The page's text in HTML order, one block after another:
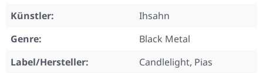
Künstler:
Ihsahn
Genre:
Black Metal
Label/Hersteller:
Candlelight, Pias